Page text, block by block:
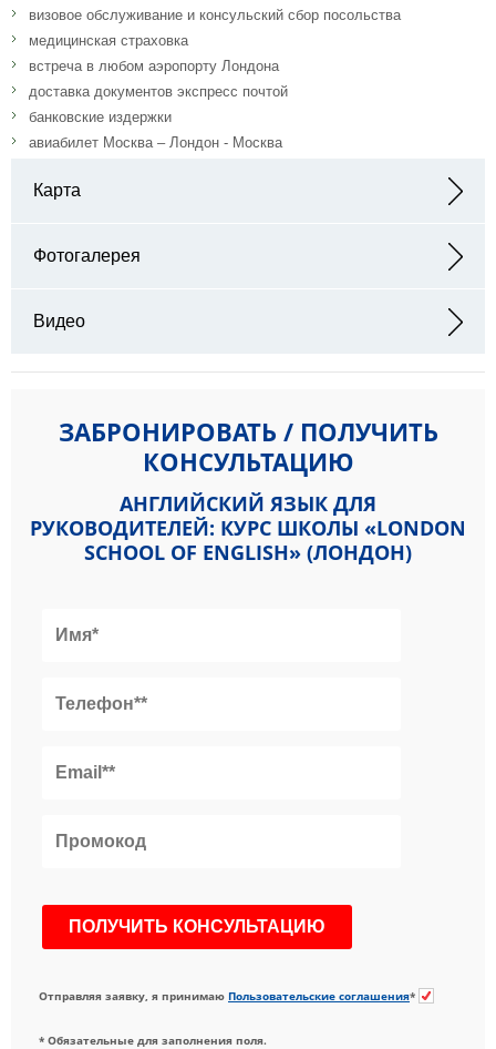
визовое обслуживание и консульский сбор посольства
медицинская страховка
встреча в любом аэропорту Лондона
доставка документов экспресс почтой
банковские издержки
авиабилет Москва – Лондон - Москва
Карта
Фотогалерея
Видео
ЗАБРОНИРОВАТЬ / ПОЛУЧИТЬ
КОНСУЛЬТАЦИЮ
АНГЛИЙСКИЙ ЯЗЫК ДЛЯ
РУКОВОДИТЕЛЕЙ: КУРС ШКОЛЫ «LONDON
SCHOOL OF ENGLISH» (ЛОНДОН)
Отправляя заявку, я принимаю Пользовательские соглашения*
* Обязательные для заполнения поля.